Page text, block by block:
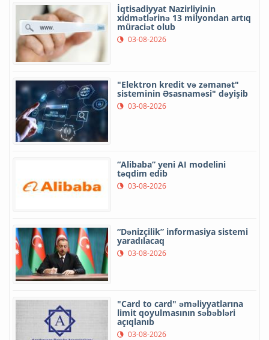
İqtisadiyyat Nazirliyinin
xidmətlərinə 13 milyondan artıq
müraciət olub
03-08-2026
"Elektron kredit və zəmanət"
sisteminin Əsasnaməsi" dəyişib
03-08-2026
“Alibaba” yeni AI modelini
təqdim edib
03-08-2026
“Dənizçilik” informasiya sistemi
yaradılacaq
03-08-2026
"Card to card" əməliyyatlarına
limit qoyulmasının səbəbləri
açıqlanıb
03-08-2026